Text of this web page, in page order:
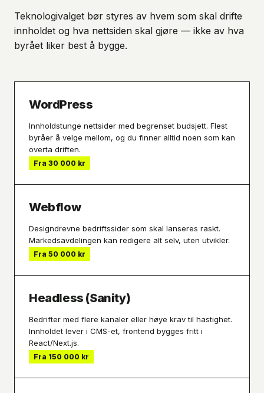
Teknologivalget bør styres av hvem som skal drifte
innholdet og hva nettsiden skal gjøre — ikke av hva
byrået liker best å bygge.
WordPress
Innholdstunge nettsider med begrenset budsjett. Flest
byråer å velge mellom, og du finner alltid noen som kan
overta driften.
Fra 30 000 kr
Webflow
Designdrevne bedriftssider som skal lanseres raskt.
Markedsavdelingen kan redigere alt selv, uten utvikler.
Fra 50 000 kr
Headless (Sanity)
Bedrifter med flere kanaler eller høye krav til hastighet.
Innholdet lever i CMS-et, frontend bygges fritt i
React/Next.js.
Fra 150 000 kr